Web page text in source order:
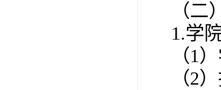
（二
1.学
（1）
（2）